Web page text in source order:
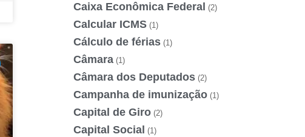
Caixa Econômica Federal (2)
Calcular ICMS (1)
Cálculo de férias (1)
Câmara (1)
Câmara dos Deputados (2)
Campanha de imunização (1)
Capital de Giro (2)
Capital Social (1)